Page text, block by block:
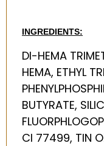
INGREDIENTS:
DI-HEMA
HEMA, ETHYL
BUTYRATE,
CI 77499, TIN